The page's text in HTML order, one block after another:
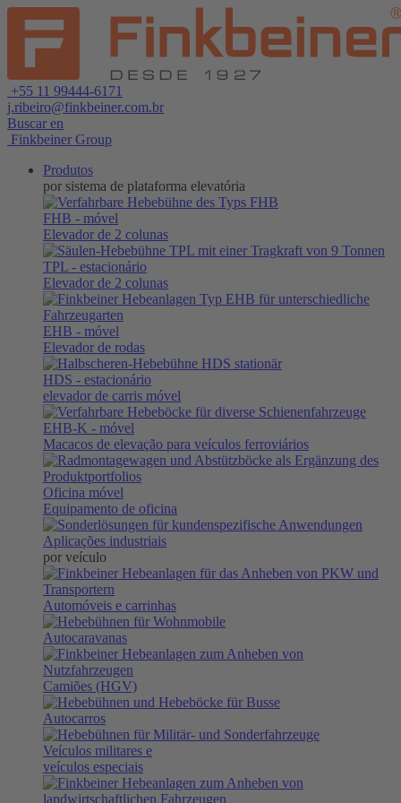
+55 11 99444-6171
j.ribeiro@finkbeiner.com.br
Buscar en
Finkbeiner Group
Produtos
por sistema de plataforma elevatória
FHB - móvel
Elevador de 2 colunas
TPL - estacionário
Elevador de 2 colunas
EHB - móvel
Elevador de rodas
HDS - estacionário
elevador de carris móvel
EHB-K - móvel
Macacos de elevação para veículos ferroviários
Oficina móvel
Equipamento de oficina
Aplicações industriais
por veículo
Automóveis e carrinhas
Autocaravanas
Camiões (HGV)
Autocarros
Veículos militares e
veículos especiais